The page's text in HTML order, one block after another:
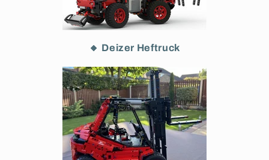
🔸 Deizer Heftruck